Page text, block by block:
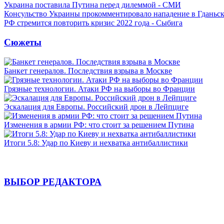
Украина поставила Путина перед дилеммой - СМИ
Консульство Украины прокомментировало нападение в
РФ стремится повторить кризис 2022 года - Сыбига
Сюжеты
Банкет генералов. Последствия взрыва в Москве
Грязные технологии. Атаки РФ на выборы во Франции
Эскалация для Европы. Российский дрон в Лейпциге
Изменения в армии РФ: что стоит за решением Путина
Итоги 5.8: Удар по Киеву и нехватка антибаллистики
ВЫБОР РЕДАКТОРА